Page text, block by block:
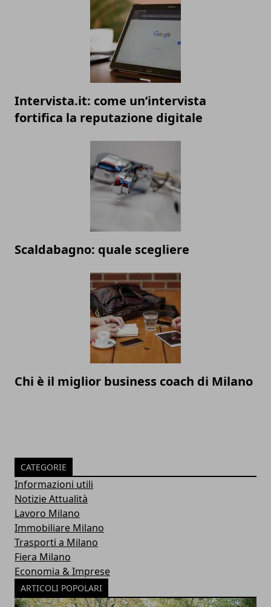
Intervista.it: come un’intervista
fortifica la reputazione digitale
Scaldabagno: quale scegliere
Chi è il miglior business coach di Milano
CATEGORIE
Informazioni utili
Notizie Attualità
Lavoro Milano
Immobiliare Milano
Trasporti a Milano
Fiera Milano
Economia & Imprese
ARTICOLI POPOLARI